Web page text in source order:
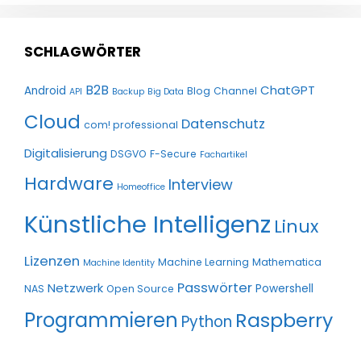
SCHLAGWÖRTER
Android API B2B Backup Big Data Blog Channel ChatGPT
Cloud com! professional Datenschutz
Digitalisierung DSGVO F-Secure Fachartikel
Hardware Homeoffice Interview
Künstliche Intelligenz Linux
Lizenzen Machine Identity Machine Learning Mathematica
NAS Netzwerk Open Source Passwörter Powershell
Programmieren Python Raspberry